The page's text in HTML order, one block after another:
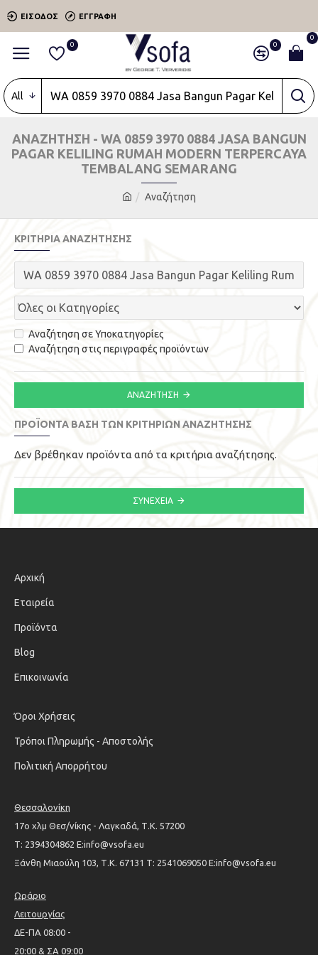
ΕΊΣΟΔΟΣ ΕΓΓΡΑΦΉ
0 0
0
All
Αναζήτηση
ΑΝΑΖΉΤΗΣΗ - WA 0859 3970 0884 JASA BANGUN
PAGAR KELILING RUMAH MODERN TERPERCAYA
TEMBALANG SEMARANG
ΚΡΙΤΉΡΙΑ ΑΝΑΖΉΤΗΣΗΣ
Αναζήτηση σε Υποκατηγορίες
Αναζήτηση στις περιγραφές προϊόντων
ΑΝΑΖΉΤΗΣΗ
ΠΡΟΪΌΝΤΑ ΒΆΣΗ ΤΩΝ ΚΡΙΤΗΡΙΩΝ ΑΝΑΖΉΤΗΣΗΣ
Δεν βρέθηκαν προϊόντα από τα κριτήρια αναζήτησης.
ΣΥΝΈΧΕΙΑ
Αρχική
Εταιρεία
Προϊόντα
Blog
Επικοινωνία
Όροι Χρήσεις
Τρόποι Πληρωμής - Αποστολής
Πολιτική Απορρήτου
Θεσσαλονίκη
17ο χλμ Θεσ/νίκης - Λαγκαδά, Τ.Κ. 57200
Τ: 2394304862 Ε:info@vsofa.eu
Ξάνθη Μιαούλη 103, Τ.Κ. 67131 Τ: 2541069050 Ε:info@vsofa.eu
Ωράριο
Λειτουργίας
ΔΕ-ΠΑ 08:00 -
20:00 & ΣΑ 09:00